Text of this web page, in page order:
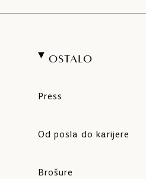
OSTALO
Press
Od posla do karijere
Brošure